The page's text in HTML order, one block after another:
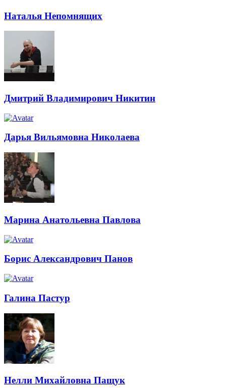
Наталья Непомнящих
Дмитрий Владимирович Никитин
Дарья Вильямовна Николаева
Марина Анатольевна Павлова
Борис Александрович Панов
Галина Пастур
Нелли Михайловна Пащук